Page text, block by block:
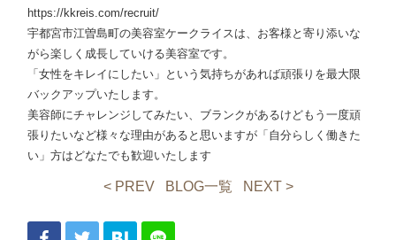
https://kkreis.com/recruit/
宇都宮市江曽島町の美容室ケークライスは、お客様と寄り添いな
がら楽しく成長していける美容室です。
「女性をキレイにしたい」という気持ちがあれば頑張りを最大限
バックアップいたします。
美容師にチャレンジしてみたい、ブランクがあるけどもう一度頑
張りたいなど様々な理由があると思いますが「自分らしく働きた
い」方はどなたでも歓迎いたします
< PREV BLOG一覧 NEXT >